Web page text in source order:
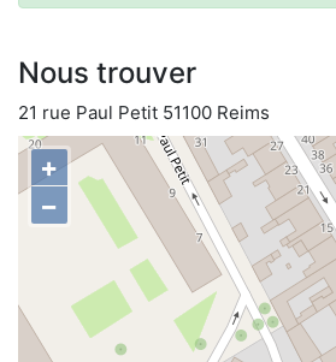
Nous trouver
21 rue Paul Petit 51100 Reims
+
−